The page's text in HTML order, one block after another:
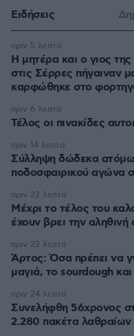
Ειδήσεις
Η μητέρα και ο γιος
στις Σέρρες πήγαιναν
καρφώθηκε στο
πριν 5 λεπτά
Τέλος οι πινακίδες
πριν 6 λεπτά
Σύλληψη δώδεκα
ποδοσφαιρικού αγώνα
πριν 14 λεπτά
Μέχρι το τέλος του
έχουν βρει την αληθινή
πριν 22 λεπτά
Άρτος: Όσα πρέπει να
μαγιά, το sourdough
πριν 22 λεπτά
Συνελήφθη 56χρονος
2.280 πακέτα λαθραίων
πριν 24 λεπτά